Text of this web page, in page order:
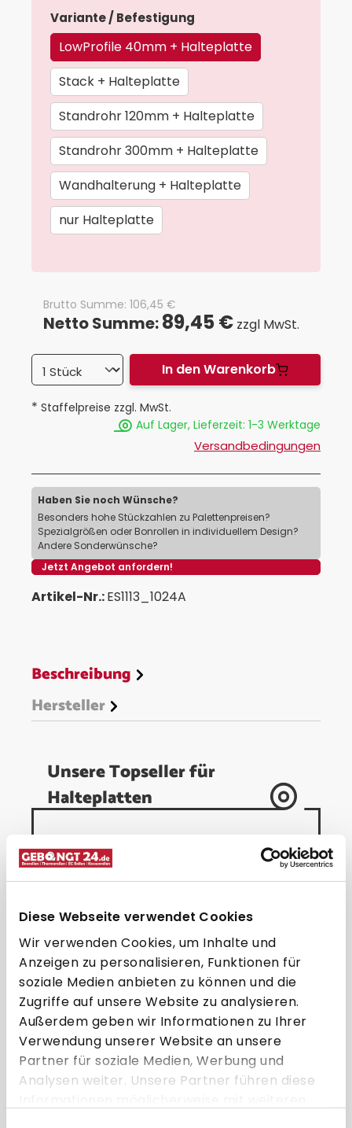
Diese Webseite verwendet Cookies
Wir verwenden Cookies, um Inhalte und
Anzeigen zu personalisieren, Funktionen für
soziale Medien anbieten zu können und die
Zugriffe auf unsere Website zu analysieren.
Außerdem geben wir Informationen zu Ihrer
Verwendung unserer Website an unsere
Partner für soziale Medien, Werbung und
Analysen weiter. Unsere Partner führen diese
Variante / Befestigung
LowProfile 40mm + Halteplatte
Stack + Halteplatte
Standrohr 120mm + Halteplatte
Standrohr 300mm + Halteplatte
Wandhalterung + Halteplatte
nur Halteplatte
Netto Summe:89,45 € zzgl MwSt.
Brutto Summe: 106,45 €
In den Warenkorb
* Staffelpreise zzgl. MwSt.
Auf Lager, Lieferzeit: 1-3 Werktage
Versandbedingungen
Haben Sie noch Wünsche?
Besonders hohe Stückzahlen zu Palettenpreisen?
Spezialgrößen oder Bonrollen in individuellem Design?
Andere Sonderwünsche?
Jetzt Angebot anfordern!
Artikel-Nr.:ES1113_1024A
Beschreibung
Hersteller
Unsere Topseller für
Halteplatten
SpacePole Höhenverstellung für
EC-Geräte + Standfuß &
geneigtem Schwenkarm
194,95 € * pro Stück
Direkt zum Artikel